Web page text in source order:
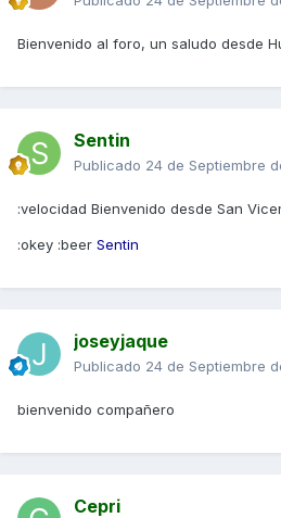
Bienvenido al foro, un saludo desde
Sentin
Publicado 24 de Septiembre
:velocidad Bienvenido desde San
:okey :beer Sentin
joseyjaque
Publicado 24 de Septiembre
bienvenido compañero
Cepri